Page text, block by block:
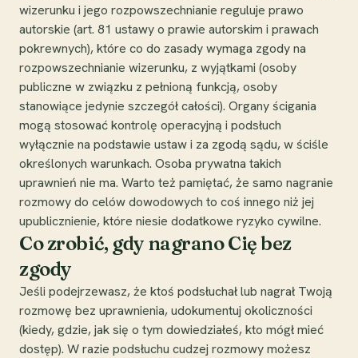
wizerunku i jego rozpowszechnianie reguluje prawo
autorskie (art. 81 ustawy o prawie autorskim i prawach
pokrewnych), które co do zasady wymaga zgody na
rozpowszechnianie wizerunku, z wyjątkami (osoby
publiczne w związku z pełnioną funkcją, osoby
stanowiące jedynie szczegół całości). Organy ścigania
mogą stosować kontrolę operacyjną i podsłuch
wyłącznie na podstawie ustaw i za zgodą sądu, w ściśle
określonych warunkach. Osoba prywatna takich
uprawnień nie ma. Warto też pamiętać, że samo nagranie
rozmowy do celów dowodowych to coś innego niż jej
upublicznienie, które niesie dodatkowe ryzyko cywilne.
Co zrobić, gdy nagrano Cię bez
zgody
Jeśli podejrzewasz, że ktoś podsłuchał lub nagrał Twoją
rozmowę bez uprawnienia, udokumentuj okoliczności
(kiedy, gdzie, jak się o tym dowiedziałeś, kto mógł mieć
dostęp). W razie podsłuchu cudzej rozmowy możesz